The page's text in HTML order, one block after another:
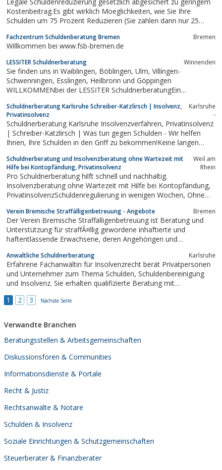
Kostenbeitrag.Es gibt wirklich Moeglichkeiten, wie Sie Ihre
Schulden um 75 Prozent Reduzieren (Sie zahlen dann nur 25
um eine einfache und LEGALE Praktik, die bereits vielen
Menschen aus der...
Fachzentrum Schuldenberatung Bremen Bremen
Willkommen bei www.fsb-bremen.de
LESSITER Schuldnerberatung Winnenden
Sie finden uns in Waiblingen, Böblingen, Ulm, Villingen-
Schwenningen, Esslingen, Heilbronn und Göppingen
WILLKOMMENbei der LESSITER SchuldnerberatungEin
Schuldnerberatung Karlsruhe Schreiber-Katzlirsch | Insolvenz,
Privatinsolvenz
Karlsruhe
-
Schuldnerberatung Karlsruhe Insolvenzverfahren, Privatinsolvenz
| Schreiber-Katzlirsch | Was tun gegen Schulden - Wir helfen
Ihnen, Ihre Schulden in den Griff zu bekommen!Keine langen
Vorträge.
Schuldnerberatung und Insolvenzberatung ohne Wartezeit mit
Hilfe bei Kontopfändung, Privatinsolvenz
Weil am
Rhein
Pro Schuldnerberatung hilft schnell und nachhaltig.
Insolvenzberatung ohne Wartezeit mit Hilfe bei Kontopfändung,
PrivatinsolvenzSchuldenregulierung in wenigen Wochen, Ohne
Verein Bremische Straffälligenbetreuung - Angebote Bremen
Der Verein Bremische Straffälligenbetreuung ist Beratung und
Unterstützung für straffÃ¤llig gewordene inhaftierte und
haftentlassende Erwachsene, deren Angehörigen und
Anwaltliche Schuldnerberatung Karlsruhe
Erfahrene Fachanwältin für Insolvenzrecht berät Privatpersonen
und Unternehmer zum Thema Schulden, Schuldenbereinigung
und Insolvenz. Sie erhalten qualifizierte Beratung mit
geringem Einkommen können sich auf Basis von Beratungshilfe
1 2 3 Nächste Seite
Verwandte Branchen
Beratungsstellen & Arbeitsgemeinschaften
Diskussionsforen & Communities
Informationsdienste & Portale
Recht & Justiz
Rechtsanwälte & Notare
Schulden & Insolvenz
Soziale Einrichtungen & Schutzgemeinschaften
Steuerberater & Finanzberater